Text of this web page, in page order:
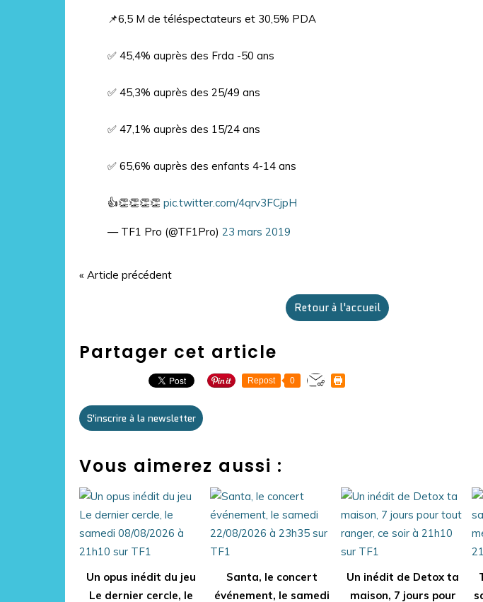
📌6,5 M de téléspectateurs et 30,5% PDA
✅ 45,4% auprès des Frda -50 ans
✅ 45,3% auprès des 25/49 ans
✅ 47,1% auprès des 15/24 ans
✅ 65,6% auprès des enfants 4-14 ans
👍👏👏👏👏 pic.twitter.com/4qrv3FCjpH
— TF1 Pro (@TF1Pro) 23 mars 2019
« Article précédent
Retour à l'accueil
Partager cet article
Repost 0
S'inscrire à la newsletter
Vous aimerez aussi :
Un opus inédit du jeu
Le dernier cercle, le
Santa, le concert
événement, le samedi
Un inédit de Detox ta
maison, 7 jours pour